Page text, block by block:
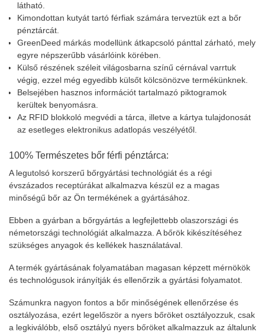
látható.
Kimondottan kutyát tartó férfiak számára terveztük ezt a bőr
pénztárcát.
GreenDeed márkás modellünk átkapcsoló pánttal zárható, mely
egyre népszerűbb vásárlóink körében.
Külső részének széleit világosbarna színű cérnával varrtuk
végig, ezzel még egyedibb külsőt kölcsönözve termékünknek.
Belsejében hasznos információt tartalmazó piktogramok
kerültek benyomásra.
Az RFID blokkoló megvédi a tárca, illetve a kártya tulajdonosát
az esetleges elektronikus adatlopás veszélyétől.
100% Természetes bőr férfi pénztárca:
A legutolsó korszerű bőrgyártási technológiát és a régi
évszázados receptúrákat alkalmazva készül ez a magas
minőségű bőr az Ön termékének a gyártásához.
Ebben a gyárban a bőrgyártás a legfejlettebb olaszországi és
németországi technológiát alkalmazza. A bőrök kikészítéséhez
szükséges anyagok és kellékek használatával.
A termék gyártásának folyamatában magasan képzett mérnökök
és technológusok irányítják és ellenőrzik a gyártási folyamatot.
Számunkra nagyon fontos a bőr minőségének ellenőrzése és
osztályozása, ezért legelőször a nyers bőröket osztályozzuk, csak
a legkiválóbb, első osztályú nyers bőröket alkalmazzuk az általunk